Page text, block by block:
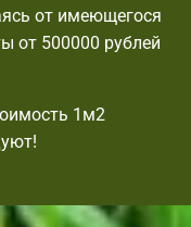
от имеющегося
от 500000 рублей
1м2